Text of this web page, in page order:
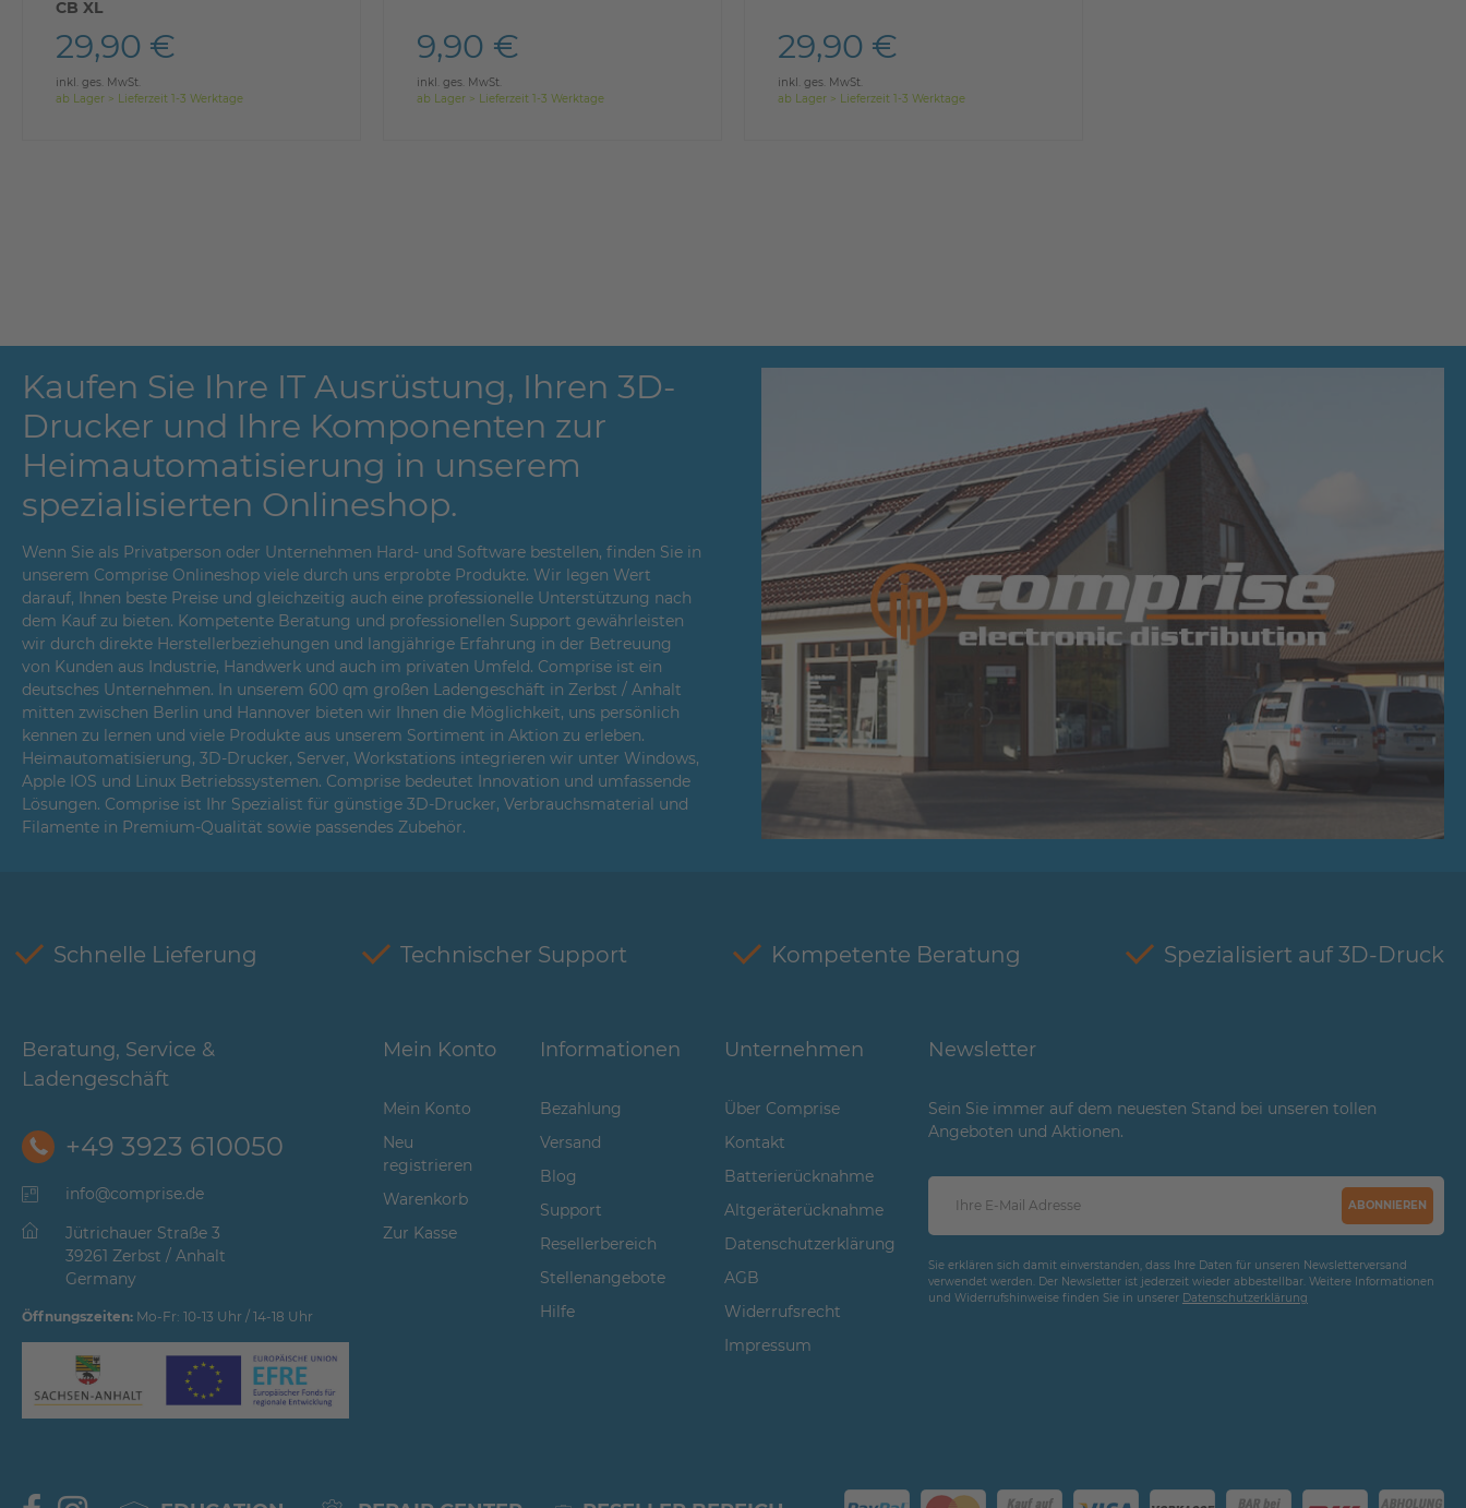
CB XL
29,90 €
inkl. ges. MwSt.
ab Lager > Lieferzeit 1-3 Werktage
9,90 €
inkl. ges. MwSt.
ab Lager > Lieferzeit 1-3 Werktage
29,90 €
inkl. ges. MwSt.
ab Lager > Lieferzeit 1-3 Werktage
Kaufen Sie Ihre IT Ausrüstung, Ihren 3D-
Drucker und Ihre Komponenten zur
Heimautomatisierung in unserem
spezialisierten Onlineshop.
Wenn Sie als Privatperson oder Unternehmen Hard- und Software bestellen, finden Sie in
unserem Comprise Onlineshop viele durch uns erprobte Produkte. Wir legen Wert
darauf, Ihnen beste Preise und gleichzeitig auch eine professionelle Unterstützung nach
dem Kauf zu bieten. Kompetente Beratung und professionellen Support gewährleisten
wir durch direkte Herstellerbeziehungen und langjährige Erfahrung in der Betreuung
von Kunden aus Industrie, Handwerk und auch im privaten Umfeld. Comprise ist ein
deutsches Unternehmen. In unserem 600 qm großen Ladengeschäft in Zerbst / Anhalt
mitten zwischen Berlin und Hannover bieten wir Ihnen die Möglichkeit, uns persönlich
kennen zu lernen und viele Produkte aus unserem Sortiment in Aktion zu erleben.
Heimautomatisierung, 3D-Drucker, Server, Workstations integrieren wir unter Windows,
Apple IOS und Linux Betriebssystemen. Comprise bedeutet Innovation und umfassende
Lösungen. Comprise ist Ihr Spezialist für günstige 3D-Drucker, Verbrauchsmaterial und
Filamente in Premium-Qualität sowie passendes Zubehör.
Schnelle Lieferung Technischer Support Kompetente Beratung Spezialisiert auf 3D-Druck
Beratung, Service &
Ladengeschäft
+49 3923 610050
info@comprise.de
Jütrichauer Straße 3
39261 Zerbst / Anhalt
Germany
Öffnungszeiten: Mo-Fr: 10-13 Uhr / 14-18 Uhr
Mein Konto
Mein Konto
Neu
registrieren
Warenkorb
Zur Kasse
Informationen
Bezahlung
Versand
Blog
Support
Resellerbereich
Stellenangebote
Hilfe
Unternehmen
Über Comprise
Kontakt
Batterierücknahme
Altgeräterücknahme
Datenschutzerklärung
AGB
Widerrufsrecht
Impressum
Newsletter
Sein Sie immer auf dem neuesten Stand bei unseren tollen
Angeboten und Aktionen.
ABONNIEREN
Sie erklären sich damit einverstanden, dass Ihre Daten für unseren Newsletterversand
verwendet werden. Der Newsletter ist jederzeit wieder abbestellbar. Weitere Informationen
und Widerrufshinweise finden Sie in unserer Daten­schutz­erklärung